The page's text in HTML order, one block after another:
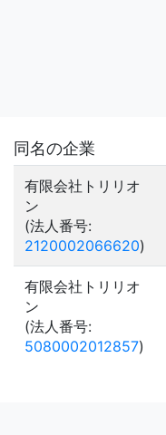
同名の企業
有限会社トリリオ
ン
(法人番号:
2120002066620)
有限会社トリリオ
ン
(法人番号:
5080002012857)